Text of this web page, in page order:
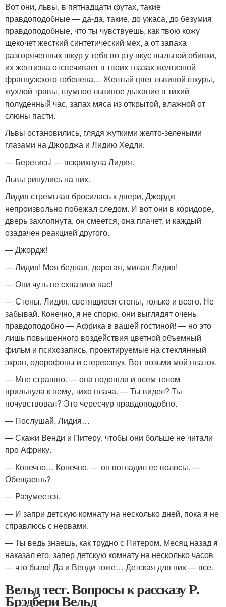
Вот они, львы, в пятнадцати футах, такие
правдоподобные — да-да, такие, до ужаса, до безумия
правдоподобные, что ты чувствуешь, как твою кожу
щекочет жесткий синтетический мех, а от запаха
разгоряченных шкур у тебя во рту вкус пыльной обивки,
их желтизна отсвечивает в твоих глазах желтизной
французского гобелена… Желтый цвет львиной шкуры,
жухлой травы, шумное львиное дыхание в тихий
полуденный час, запах мяса из открытой, влажной от
слюны пасти.
Львы остановились, глядя жуткими желто-зелеными
глазами на Джорджа и Лидию Хедли.
— Берегись! — вскрикнула Лидия.
Львы ринулись на них.
Лидия стремглав бросилась к двери, Джордж
непроизвольно побежал следом. И вот они в коридоре,
дверь захлопнута, он смеется, она плачет, и каждый
озадачен реакцией другого.
— Джордж!
— Лидия! Моя бедная, дорогая, милая Лидия!
— Они чуть не схватили нас!
— Стены, Лидия, светящиеся стены, только и всего. Не
забывай. Конечно, я не спорю, они выглядят очень
правдоподобно — Африка в вашей гостиной! — но это
лишь повышенного воздействия цветной объемный
фильм и психозапись, проектируемые на стеклянный
экран, одорофоны и стереозвук. Вот возьми мой платок.
— Мне страшно. — она подошла и всем телом
прильнула к нему, тихо плача. — Ты видел? Ты
почувствовал? Это чересчур правдоподобно.
— Послушай, Лидия…
— Скажи Венди и Питеру, чтобы они больше не читали
про Африку.
— Конечно… Конечно. — он погладил ее волосы. —
Обещаешь?
— Разумеется.
— И запри детскую комнату на несколько дней, пока я не
справлюсь с нервами.
— Ты ведь знаешь, как трудно с Питером. Месяц назад я
наказал его, запер детскую комнату на несколько часов
— что было! Да и Венди тоже… Детская для них — все.
Вельд тест. Вопросы к рассказу Р.
Брэдбери Вельд